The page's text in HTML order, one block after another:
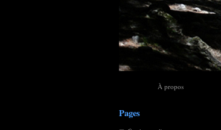
À propos
Pages